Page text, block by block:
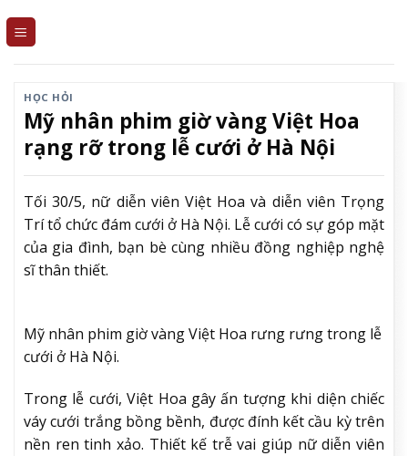
HỌC HỎI
Mỹ nhân phim giờ vàng Việt Hoa
rạng rỡ trong lễ cưới ở Hà Nội
Tối 30/5, nữ diễn viên Việt Hoa và diễn viên Trọng
Trí tổ chức đám cưới ở Hà Nội. Lễ cưới có sự góp mặt
của gia đình, bạn bè cùng nhiều đồng nghiệp nghệ
sĩ thân thiết.
Mỹ nhân phim giờ vàng Việt Hoa rưng rưng trong lễ
cưới ở Hà Nội.
Trong lễ cưới, Việt Hoa gây ấn tượng khi diện chiếc
váy cưới trắng bồng bềnh, được đính kết cầu kỳ trên
nền ren tinh xảo. Thiết kế trễ vai giúp nữ diễn viên